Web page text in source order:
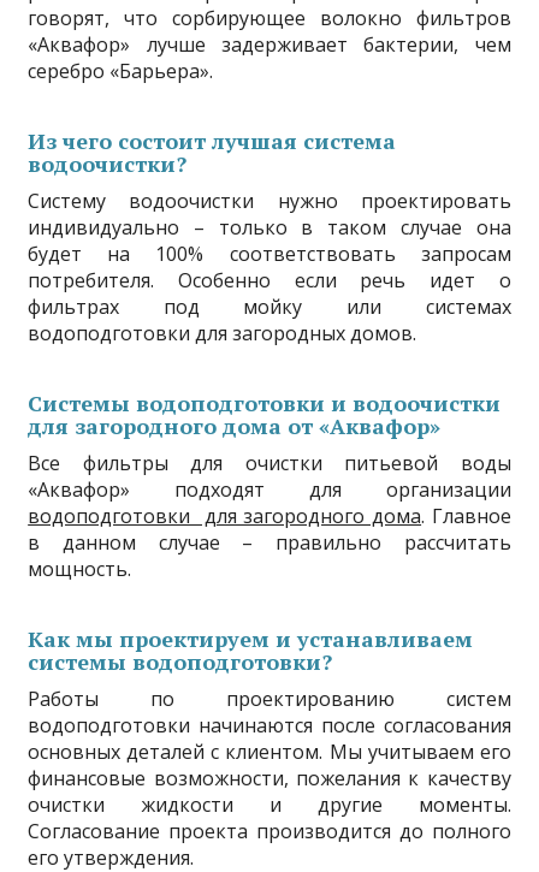
говорят, что сорбирующее волокно фильтров
«Аквафор» лучше задерживает бактерии, чем
серебро «Барьера».
Из чего состоит лучшая система
водоочистки?
Систему водоочистки нужно проектировать
индивидуально – только в таком случае она
будет на 100% соответствовать запросам
потребителя. Особенно если речь идет о
фильтрах под мойку или системах
водоподготовки для загородных домов.
Системы водоподготовки и водоочистки
для загородного дома от «Аквафор»
Все фильтры для очистки питьевой воды
«Аквафор» подходят для организации
водоподготовки для загородного дома. Главное
в данном случае – правильно рассчитать
мощность.
Как мы проектируем и устанавливаем
системы водоподготовки?
Работы по проектированию систем
водоподготовки начинаются после согласования
основных деталей с клиентом. Мы учитываем его
финансовые возможности, пожелания к качеству
очистки жидкости и другие моменты.
Согласование проекта производится до полного
его утверждения.